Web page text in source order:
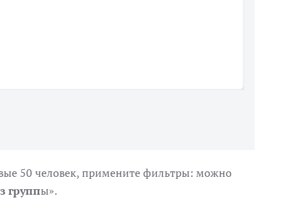
50 человек, примените фильтры: можно
группы».